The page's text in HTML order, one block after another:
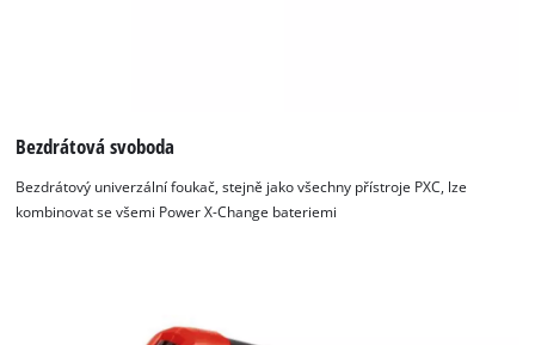
This content is not permitted to load due
to trackers that are not disclosed to the
Powered by
Bezdrátová svoboda
Bezdrátový univerzální foukač, stejně jako všechny přístroje PXC, lze
kombinovat se všemi Power X-Change bateriemi